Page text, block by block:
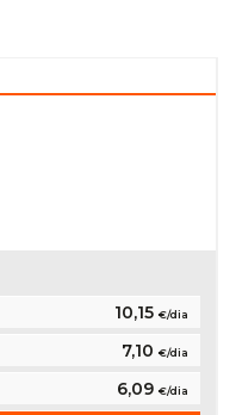
10,15 €/dia
7,10 €/dia
6,09 €/dia